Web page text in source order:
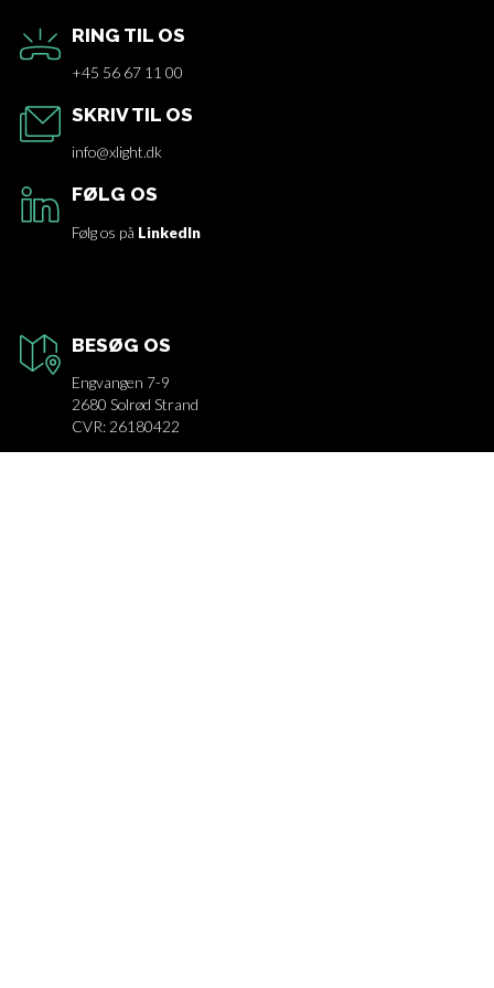
RING TIL OS
+45 56 67 11 00
SKRIV TIL OS
info@xlight.dk
FØLG OS
Følg os på LinkedIn
BESØG OS
Engvangen 7-9
2680 Solrød Strand
CVR: 26180422